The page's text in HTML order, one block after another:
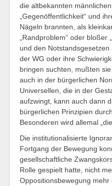
die altbekannten
„Gegenöffentlichkeit“ und
Nägeln brannten, als
„Randproblem“ oder
und den
der WG oder ihre
bringen suchten, mußten
auch in der bürgerlichen
Universellen, die in der
aufzwingt, kann auch dann
bürgerlichen Prinzipien
Besonderen wird allemal
Die institutionalisierte
Fortgang der Bewegung
gesellschaftliche
Rolle gespielt hatte, nicht
Oppositionsbewegung